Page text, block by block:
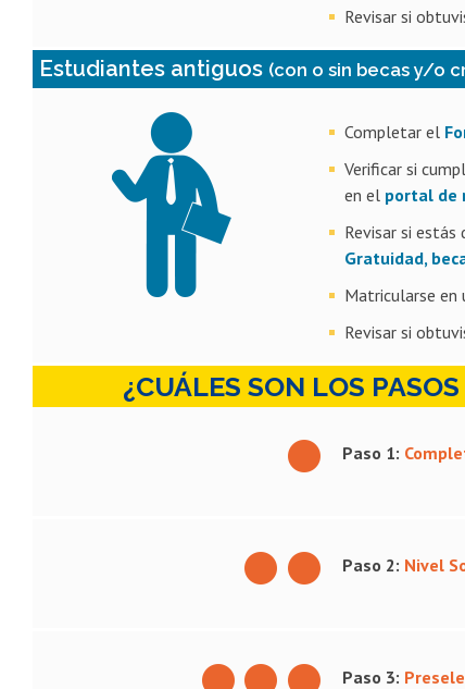
Revisar si
Estudiantes antiguos (con o sin becas y/o
Completar el
Verificar si
en el portal de
Revisar si
Gratuidad,
Matricularse en
Revisar si
¿CUÁLES SON LOS
Paso 1:
Paso 2: Nivel
Paso 3: